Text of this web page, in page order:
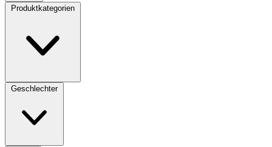
Produktkategorien
Geschlechter